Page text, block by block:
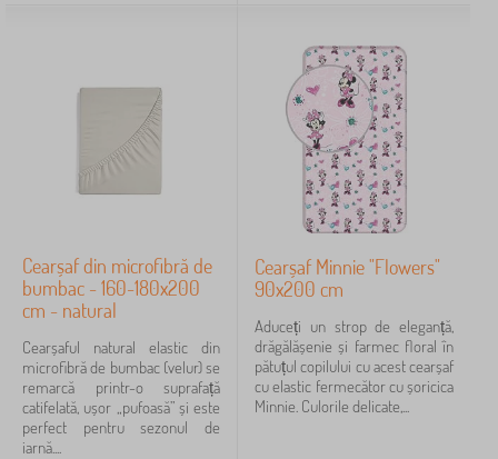
Cearșaf din microfibră de
bumbac - 160-180x200
cm - natural
Cearșaful natural elastic din
microfibră de bumbac (velur) se
remarcă printr-o suprafață
catifelată, ușor „pufoasă” și este
perfect pentru sezonul de
iarnă....
Cearșaf Minnie "Flowers"
90x200 cm
Aduceți un strop de eleganță,
drăgălășenie și farmec floral în
pătuțul copilului cu acest cearșaf
cu elastic fermecător cu șoricica
Minnie. Culorile delicate,...